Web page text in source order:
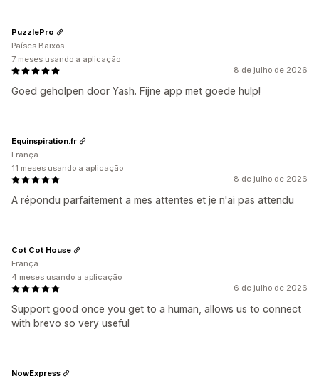
8 de julho de 2026
Goed geholpen door Yash. Fijne app met goede hulp!
PuzzlePro
Países Baixos
7 meses usando a aplicação
8 de julho de 2026
A répondu parfaitement a mes attentes et je n'ai pas attendu
Equinspiration.fr
França
11 meses usando a aplicação
6 de julho de 2026
Support good once you get to a human, allows us to connect
with brevo so very useful
Cot Cot House
França
4 meses usando a aplicação
NowExpress